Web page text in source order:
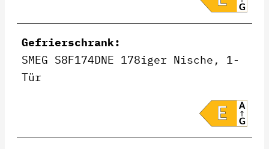
Gefrierschrank:
SMEG S8F174DNE 178iger Nische, 1-
Tür